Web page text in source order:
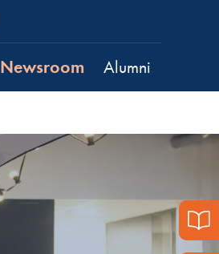
Newsroom Alumni